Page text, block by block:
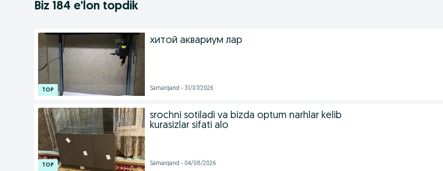
Biz 184 e'lon topdik
хитой аквариум лар
Samarqand - 31/07/2026
srochni sotiladi va bizda optum narhlar kelib
kurasizlar sifati alo
Samarqand - 04/08/2026